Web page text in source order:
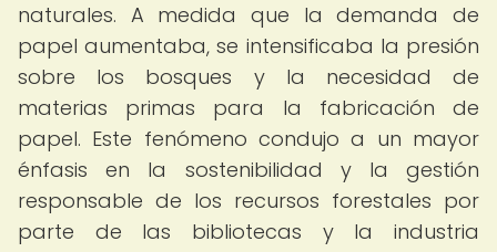
naturales. A medida que la demanda de
papel aumentaba, se intensificaba la presión
sobre los bosques y la necesidad de
materias primas para la fabricación de
papel. Este fenómeno condujo a un mayor
énfasis en la sostenibilidad y la gestión
responsable de los recursos forestales por
parte de las bibliotecas y la industria